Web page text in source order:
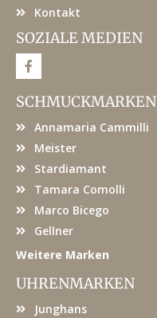
Kontakt
SOZIALE MEDIEN
F
a
e
b
o
SCHMUCKMARKEN
Annamaria Cammilli
Meister
Stardiamant
Tamara Comolli
Marco Bicego
Gellner
Weitere Marken
UHRENMARKEN
Junghans